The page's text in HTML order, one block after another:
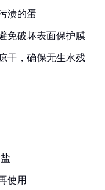
渍的蛋
免破坏表面保护膜
干，确保无生水残
使用